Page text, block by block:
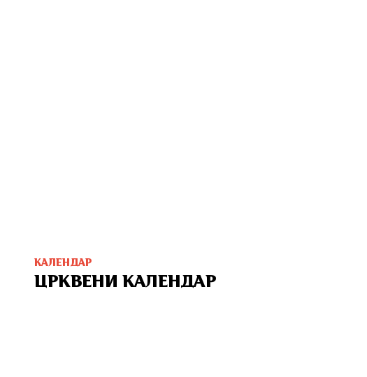
КАЛЕНДАР
ЦРКВЕНИ КАЛЕНДАР